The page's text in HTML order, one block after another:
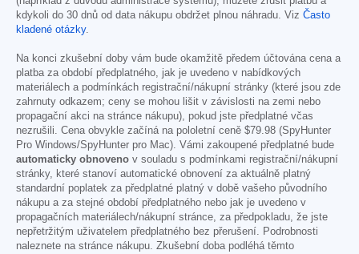
kdykoli do 30 dnů od data nákupu obdržet plnou náhradu. Viz Často
kladené otázky.
Na konci zkušební doby vám bude okamžitě předem účtována cena a
platba za období předplatného, jak je uvedeno v nabídkových
materiálech a podmínkách registrační/nákupní stránky (které jsou zde
zahrnuty odkazem; ceny se mohou lišit v závislosti na zemi nebo
propagační akci na stránce nákupu), pokud jste předplatné včas
nezrušili. Cena obvykle začíná na pololetní ceně $79.98 (SpyHunter
Pro Windows/SpyHunter pro Mac). Vámi zakoupené předplatné bude
automaticky obnoveno v souladu s podmínkami registrační/nákupní
stránky, které stanoví automatické obnovení za aktuálně platný
standardní poplatek za předplatné platný v době vašeho původního
nákupu a za stejné období předplatného nebo jak je uvedeno v
propagačních materiálech/nákupní stránce, za předpokladu, že jste
nepřetržitým uživatelem předplatného bez přerušení. Podrobnosti
naleznete na stránce nákupu. Zkušební doba podléhá těmto